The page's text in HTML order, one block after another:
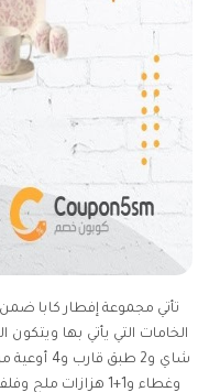
تأتي مجموعة إفطار كابا
وغطاء و1+1 هزازات